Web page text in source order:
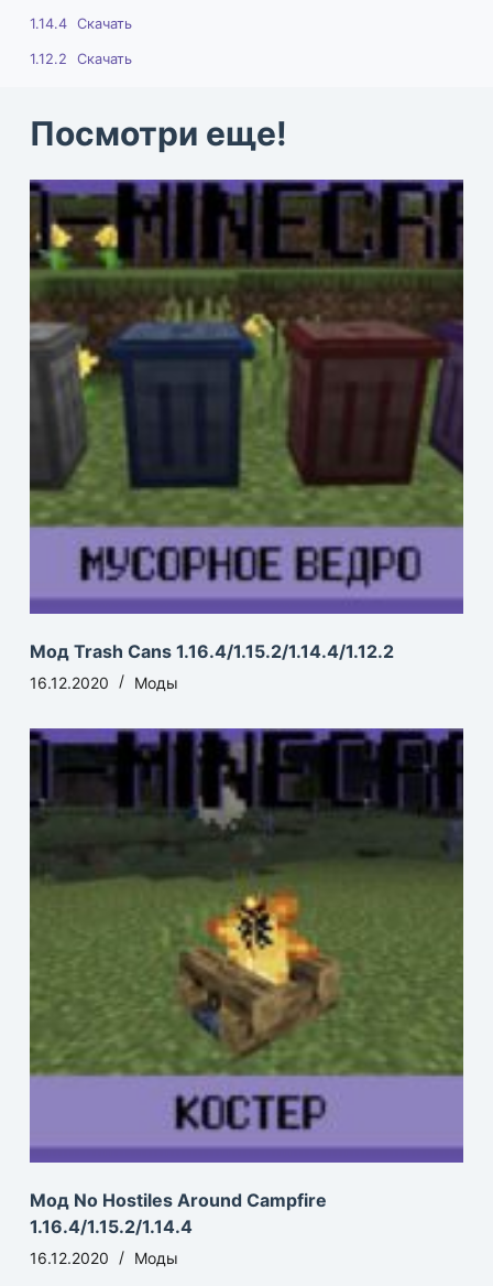
1.14.4 Скачать
1.12.2 Скачать
Посмотри еще!
Мод Trash Cans 1.16.4/1.15.2/1.14.4/1.12.2
16.12.2020 Моды
Мод No Hostiles Around Campfire
1.16.4/1.15.2/1.14.4
16.12.2020 Моды